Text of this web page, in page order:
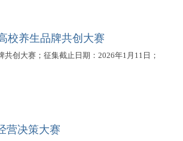
养生品牌共创大赛
创大赛；征集截止日期：2026年1月11日；
营决策大赛